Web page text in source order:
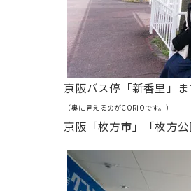
京阪バス停「新香里」ま
（奥に見えるのがCORiOです。）
京阪「枚方市」「枚方